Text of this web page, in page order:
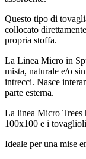
Questo tipo di
collocato
propria stoffa.
La Linea Micro in
mista, naturale e/o
intrecci. Nasce
parte esterna.
La linea Micro Trees
100x100 e i
Ideale per una mise